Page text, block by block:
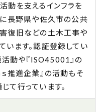
動を支えるインフラを
に長野県や佐久市の公共
復旧などの土木工事や
います。認証登録してい
活動や『ISO45001』の
推進企業』の活動もそ
て行っています。